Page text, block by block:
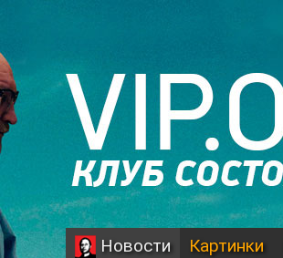
Новости Картинки